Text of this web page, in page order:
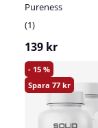
Pureness
1
139 kr
15
77